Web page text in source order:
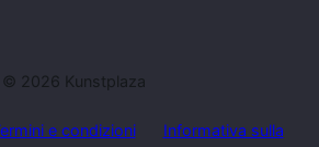
© 2026 Kunstplaza
e condizioni
Informativa sulla